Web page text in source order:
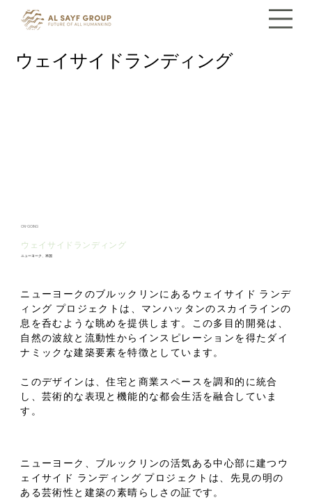
ウェイサイドランディング
ON-GOING
ウェイサイドランディング
ニューヨーク、米国
ニューヨークのブルックリンにあるウェイサイド ランデ
ィング プロジェクトは、マンハッタンのスカイラインの
息を呑むような眺めを提供します。この多目的開発は、
自然の波紋と流動性からインスピレーションを得たダイ
ナミックな建築要素を特徴としています。
このデザインは、住宅と商業スペースを調和的に統合
し、芸術的な表現と機能的な都会生活を融合していま
す。
ニューヨーク、ブルックリンの活気ある中心部に建つウ
ェイサイド ランディング プロジェクトは、先見の明の
ある芸術性と建築の素晴らしさの証です。